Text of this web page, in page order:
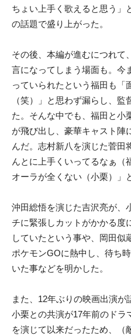
ちょい上手く歌えると思う」
の話題で盛り上がった。
その後、本編が進むにつれて
言になってしまう場面も。今
っていられたという福田も「
（笑）」と思わず漏らし、
た。そんな中でも、福田と小
が飛び出し、豪華キャスト陣
んだ。志村新八を演じた菅田
んとに上手くいってるなぁ（
オーラが全くない（小栗）」
沖田総悟を演じた吉沢亮が、
チに緊張しカットがかかる度
していたという事や、岡田似
ポケモンGOに熱中し、待ち
いた事などを明かした。
また、12年ぶりの映画出演が
小栗との共演が17年前のドラ
を演じて以来だったため、（